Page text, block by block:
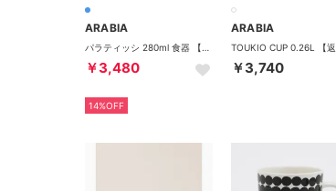
ARABIA
￥3,480
14%OFF
ARABIA
￥3,740